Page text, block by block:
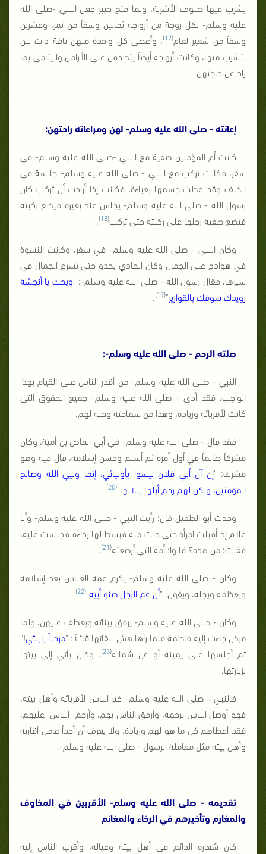
يشرب فيها صنوف الأشربة، ولما فتح خيبر جعل النبي -صلى الله
عليه وسلم- لكل زوجة من أزواجه ثمانين وسقاً من تمر، وعشرين
وسقاً من شعير لعام(
17
)، وأعطى كل واحدة منهن ناقة ذات لبن
لتشرب منها، وكانت أزواجه أيضاً يتصدقن على الأرامل واليتامى بما
زاد عن حاجتهن.
إعانته - صلى الله عليه وسلم- لهن ومراعاته راحتهن:
كانت أم المؤمنين صفية مع النبي -صلى الله عليه وسلم- في
سفر، فكانت تركب مع النبي - صلى الله عليه وسلم- جالسة في
الخلف وقد غطت جسمها بعباءة، فكانت إذا أرادت أن تركب كان
رسول الله - صلى الله عليه وسلم- يجلس عند بعيره فيضع ركبته
فتضع صفية رجلها على ركبته حتى تركب(
18
)
.
وكان النبي - صلى الله عليه وسلم- في سفر، وكانت النسوة
في هوادج على الجمال وكان الحادي يحدو حتى تسرع الجمال في
سيرها، فقال رسول الله - صلى الله عليه وسلم-: "ويحك يا أنجشة
رويدك سوقك بالقوارير"
(
19
)
.
صلته الرحم - صلى الله عليه وسلم-:
النبي - صلى الله عليه وسلم- من أقدر الناس على القيام بهذا
الواجب، فقد أدى - صلى الله عليه وسلم- جميع الحقوق التي
كانت لأقربائه وزيادة، وهذا من سماحته وحبه لهم.
فقد قال - صلى الله عليه وسلم- في أبي العاص بن أمية، وكان
مشركاً ظالماً في أول أمره ثم أسلم وحسن إسلامه، قال فيه وهو
مشرك: "إن آل أبي فلان ليسوا بأوليائي، إنما وليي الله وصالح
المؤمنين، ولكن لهم رحم أبلها ببلالها"
(
20
)
.
وحدث أبو الطفيل قال: رأيت النبي - صلى الله عليه وسلم- وأنا
غلام إذ أقبلت امرأة حتى دنت منه فبسط لها رداءه فجلست عليه،
فقلت: من هذه؟ قالوا: أمه التي أرضعته(
21
)
.
وكان - صلى الله عليه وسلم- يكرم عمه العباس بعد إسلامه
ويعظمه ويجله، ويقول: "أن عم الرجل صنو أبيه"
(
22
)
.
وكان - صلى الله عليه وسلم- يرفق ببناته ويعطف عليهن، ولما
مرض جاءت إليه فاطمة فلما رآها هش للقائها قائلاً: "مرحباً بابنتي!"
ثم أجلسها على يمينه أو عن شماله(
23
). وكان يأتي إلى بيتها
لزيارتها.
فالنبي - صلى الله عليه وسلم- خير الناس لأقربائه وأهل بيته،
فهو أوصل الناس لرحمه، وأرفق الناس بهم، وأرحم الناس عليهم،
فقد أعطاهم كل ما هو لهم وزيادة، ولا يعرف أن أحداً عامل أقاربه
وأهل بيته مثل معاملة الرسول - صلى الله عليه وسلم-.
تقديمه - صلى الله عليه وسلم- الأقربين في المخاوف
والمغارم وتأخيرهم في الرخاء والمغانم
كان شعاره الدائم في أهل بيته وعياله، وأقرب الناس إليه